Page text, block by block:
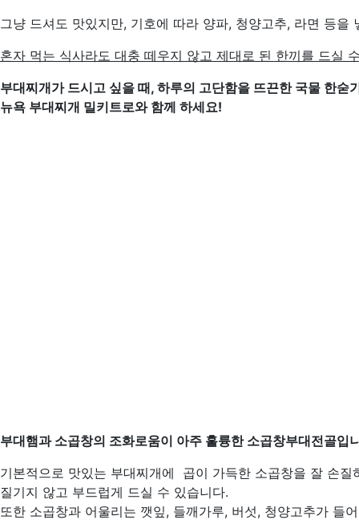
그냥 드셔도 맛있지만, 기호에 따라 양파, 청양고추, 라면 등을
혼자 먹는 식사라도 대충 떼우지 않고 제대로 된 한끼를 드실
부대찌개가 드시고 싶을 때, 하루의 고단함을 뜨끈한 국물 한숟
뉴욕 부대찌개 밀키트로와 함께 하세요!
부대햄과 소곱창의 조화로움이 아주 훌륭한 소곱창부대전골입
기본적으로 맛있는 부대찌개에 곱이 가득한 소곱창을 잘 손질
질기지 않고 부드럽게 드실 수 있습니다.
또한 소곱창과 어울리는 깻잎, 들깨가루, 버섯, 청양고추가 들